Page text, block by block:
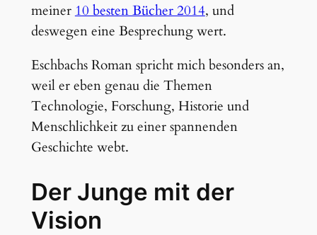
meiner 10 besten Bücher 2014, und
deswegen eine Besprechung wert.
Eschbachs Roman spricht mich besonders an,
weil er eben genau die Themen
Technologie, Forschung, Historie und
Menschlichkeit zu einer spannenden
Geschichte webt.
Der Junge mit der
Vision